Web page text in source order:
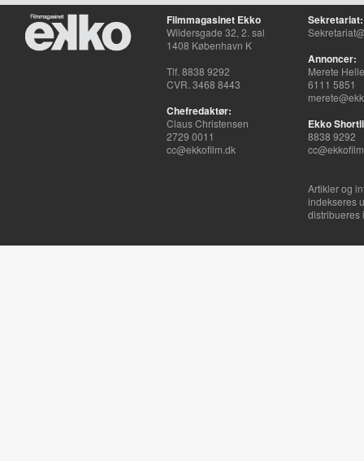
Filmmagasinet Ekko
Wildersgade 32, 2. sal
1408 København K
Tlf. 8838 9292
CVR. 3468 8443
Chefredaktør:
Claus Christensen
2729 0011
cc@ekkofilm.dk
Sekretariat:
Annoncer:
Merete
6111 5851
Ekko
8838 9292
Artikler og
indekseres
distribueres